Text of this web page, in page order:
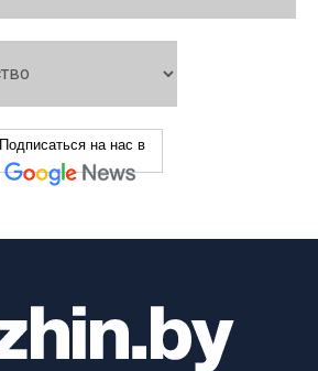
Подписаться на нас в